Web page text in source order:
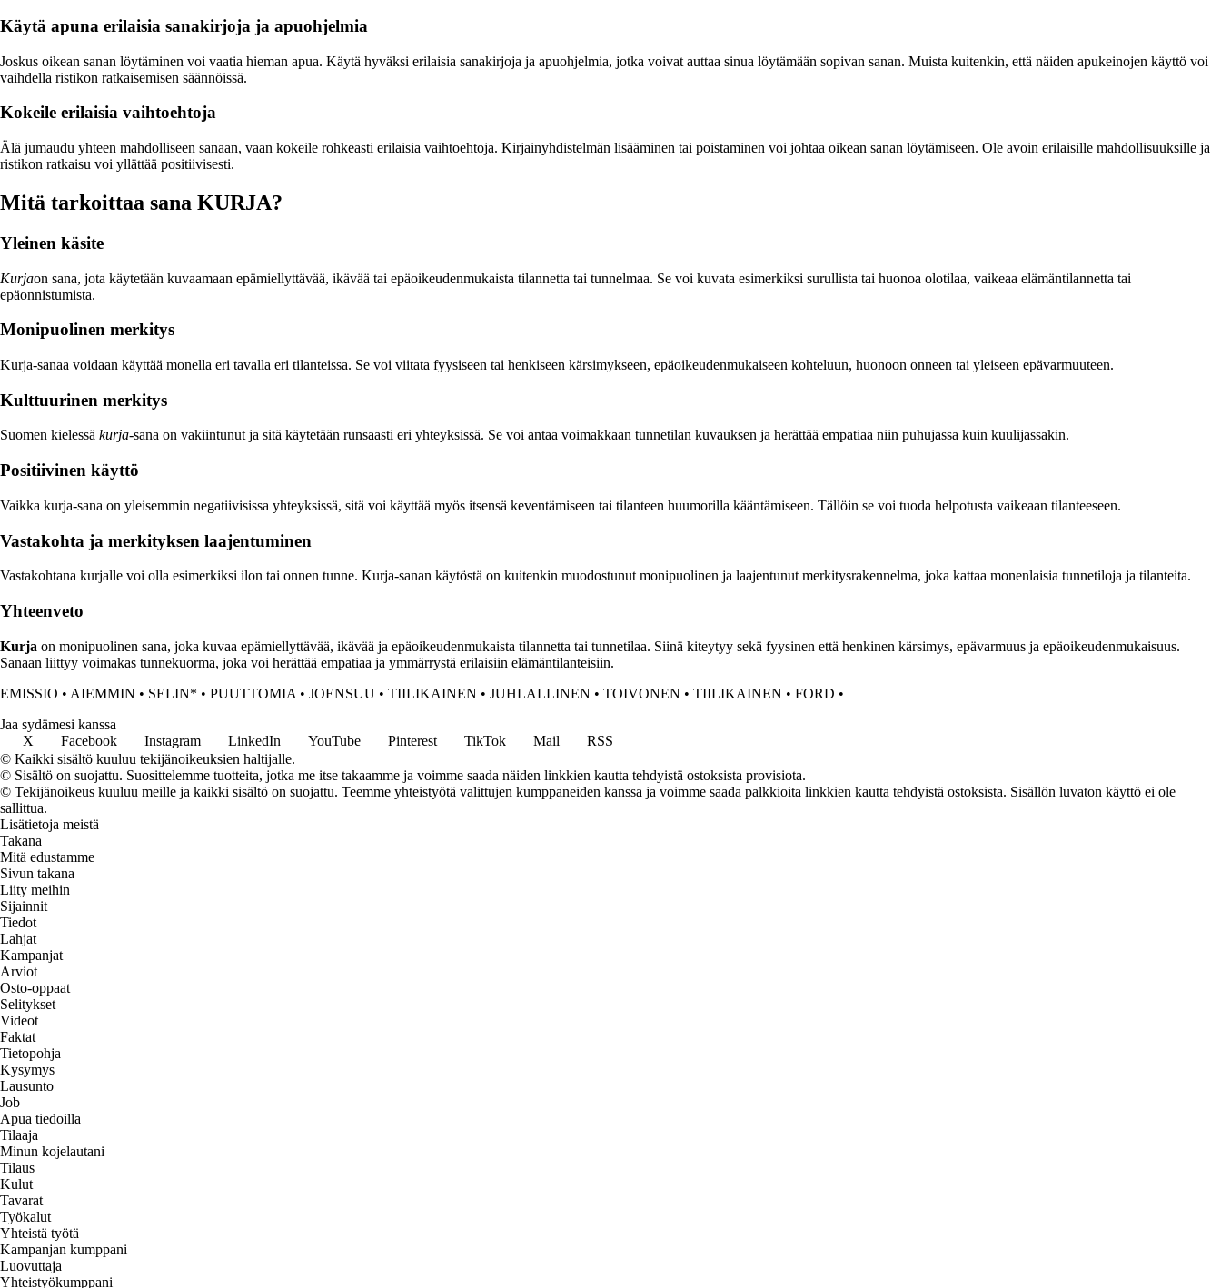
Käytä apuna erilaisia sanakirjoja ja apuohjelmia
Joskus oikean sanan löytäminen voi vaatia hieman apua. Käytä hyväksi erilaisia sanakirjoja ja apuohjelmia, jotka voivat auttaa sinua löytämään sopivan sanan. Muista kuitenkin, että näiden apukeinojen käyttö voi
vaihdella ristikon ratkaisemisen säännöissä.
Kokeile erilaisia vaihtoehtoja
Älä jumaudu yhteen mahdolliseen sanaan, vaan kokeile rohkeasti erilaisia vaihtoehtoja. Kirjainyhdistelmän lisääminen tai poistaminen voi johtaa oikean sanan löytämiseen. Ole avoin erilaisille mahdollisuuksille ja
ristikon ratkaisu voi yllättää positiivisesti.
Mitä tarkoittaa sana KURJA?
Yleinen käsite
Kurjaon sana, jota käytetään kuvaamaan epämiellyttävää, ikävää tai epäoikeudenmukaista tilannetta tai tunnelmaa. Se voi kuvata esimerkiksi surullista tai huonoa olotilaa, vaikeaa elämäntilannetta tai
epäonnistumista.
Monipuolinen merkitys
Kurja-sanaa voidaan käyttää monella eri tavalla eri tilanteissa. Se voi viitata fyysiseen tai henkiseen kärsimykseen, epäoikeudenmukaiseen kohteluun, huonoon onneen tai yleiseen epävarmuuteen.
Kulttuurinen merkitys
Suomen kielessä kurja-sana on vakiintunut ja sitä käytetään runsaasti eri yhteyksissä. Se voi antaa voimakkaan tunnetilan kuvauksen ja herättää empatiaa niin puhujassa kuin kuulijassakin.
Positiivinen käyttö
Vaikka kurja-sana on yleisemmin negatiivisissa yhteyksissä, sitä voi käyttää myös itsensä keventämiseen tai tilanteen huumorilla kääntämiseen. Tällöin se voi tuoda helpotusta vaikeaan tilanteeseen.
Vastakohta ja merkityksen laajentuminen
Vastakohtana kurjalle voi olla esimerkiksi ilon tai onnen tunne. Kurja-sanan käytöstä on kuitenkin muodostunut monipuolinen ja laajentunut merkitysrakennelma, joka kattaa monenlaisia tunnetiloja ja tilanteita.
Yhteenveto
Kurja on monipuolinen sana, joka kuvaa epämiellyttävää, ikävää ja epäoikeudenmukaista tilannetta tai tunnetilaa. Siinä kiteytyy sekä fyysinen että henkinen kärsimys, epävarmuus ja epäoikeudenmukaisuus.
Sanaan liittyy voimakas tunnekuorma, joka voi herättää empatiaa ja ymmärrystä erilaisiin elämäntilanteisiin.
EMISSIO • AIEMMIN • SELIN* • PUUTTOMIA • JOENSUU • TIILIKAINEN • JUHLALLINEN • TOIVONEN • TIILIKAINEN • FORD •
Jaa sydämesi kanssa
X
Facebook Instagram LinkedIn YouTube Pinterest TikTok Mail
RSS
© Kaikki sisältö kuuluu tekijänoikeuksien haltijalle.
© Sisältö on suojattu. Suosittelemme tuotteita, jotka me itse takaamme ja voimme saada näiden linkkien kautta tehdyistä ostoksista provisiota.
© Tekijänoikeus kuuluu meille ja kaikki sisältö on suojattu. Teemme yhteistyötä valittujen kumppaneiden kanssa ja voimme saada palkkioita linkkien kautta tehdyistä ostoksista. Sisällön luvaton käyttö ei ole
sallittua.
Lisätietoja meistä
Takana
Mitä edustamme
Sivun takana
Liity meihin
Sijainnit
Tiedot
Lahjat
Kampanjat
Arviot
Osto-oppaat
Selitykset
Videot
Faktat
Tietopohja
Kysymys
Lausunto
Job
Apua tiedoilla
Tilaaja
Minun kojelautani
Tilaus
Kulut
Tavarat
Työkalut
Yhteistä työtä
Kampanjan kumppani
Luovuttaja
Yhteistyökumppani